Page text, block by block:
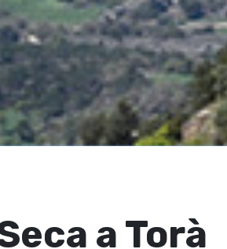
a Torà